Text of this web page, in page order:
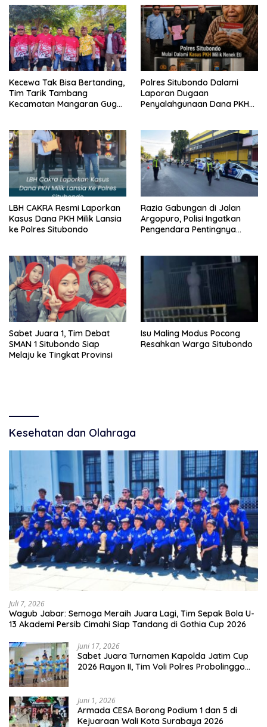
Kecewa Tak Bisa Bertanding,
Tim Tarik Tambang
Kecamatan Mangaran Gugur
Polres Situbondo Dalami
Laporan Dugaan
Penyalahgunaan Dana PKH
LBH CAKRA Resmi Laporkan
Kasus Dana PKH Milik Lansia
ke Polres Situbondo
Razia Gabungan di Jalan
Argopuro, Polisi Ingatkan
Pengendara Pentingnya
Sabet Juara 1, Tim Debat
SMAN 1 Situbondo Siap
Melaju ke Tingkat Provinsi
Isu Maling Modus Pocong
Resahkan Warga Situbondo
Kesehatan dan Olahraga
Juli 7, 2026
Wagub Jabar: Semoga Meraih Juara Lagi, Tim Sepak Bola U-
13 Akademi Persib Cimahi Siap Tandang di Gothia Cup 2026
Juni 17, 2026
Sabet Juara Turnamen Kapolda Jatim Cup
2026 Rayon II, Tim Voli Polres Probolinggo
Juni 1, 2026
Armada CESA Borong Podium 1 dan 5 di
Kejuaraan Wali Kota Surabaya 2026